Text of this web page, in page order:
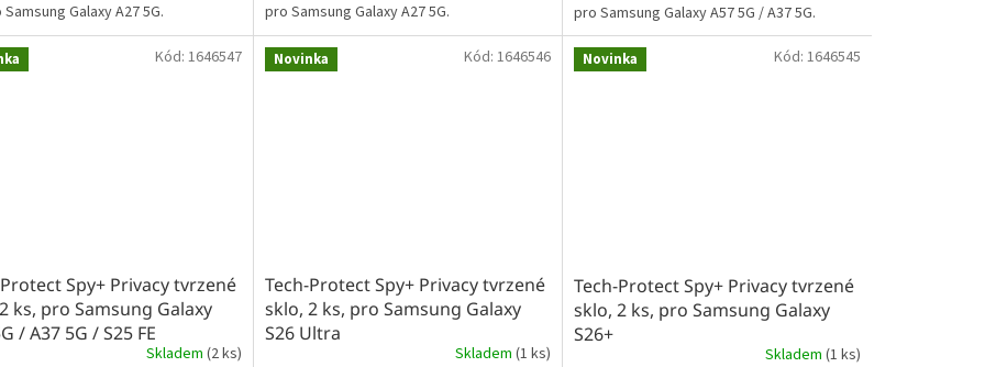
Galaxy A27 5G.
pro Samsung Galaxy A27 5G.
pro Samsung Galaxy A57 5G / A37 5G.
Spy+ Privacy tvrzené
ks, pro Samsung Galaxy
/ A37 5G / S25 FE
Skladem (2 ks)
Kód: 1646547 Novinka
Tech-Protect Spy+ Privacy tvrzené
sklo, 2 ks, pro Samsung Galaxy
S26 Ultra
Skladem (1 ks)
Kód: 1646546 Novinka
Tech-Protect Spy+ Privacy tvrzené
sklo, 2 ks, pro Samsung Galaxy
S26+
Skladem (1 ks)
Kód: 1646545